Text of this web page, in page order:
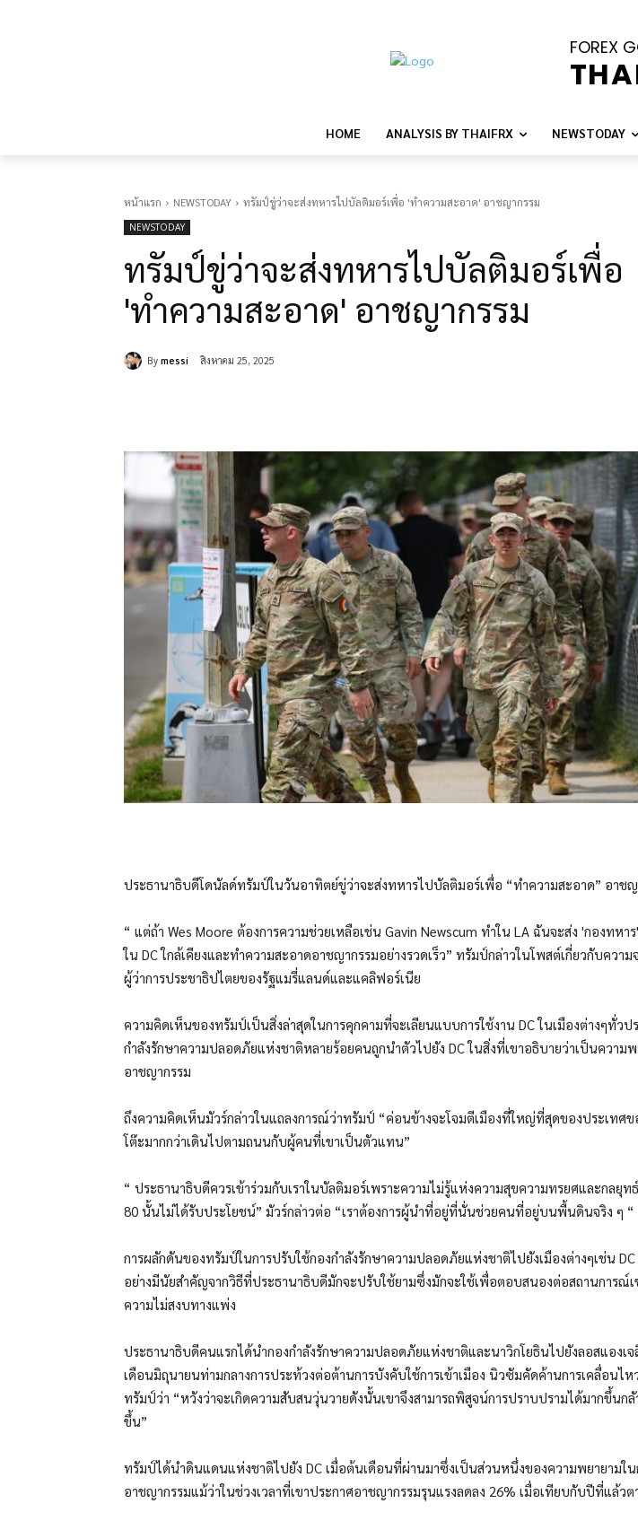
FOREX
HOME ANALYSIS BY THAIFRX NEWSTODAY
หน้าแรก NEWSTODAY ทรัมป์ขู่ว่าจะส่งทหารไปบัลติมอร์เพื่อ 'ทำความสะอาด' อาชญากรรม
NEWSTODAY
ทรัมป์ขู่ว่าจะส่งทหารไปบัลติมอร์เพื่อ
'ทำความสะอาด' อาชญากรรม
By messi สิงหาคม 25, 2025
ประธานาธิบดีโดนัลด์ทรัมป์ในวันอาทิตย์ขู่ว่าจะส่งทหารไปบัลติมอร์เพื่อ “ทำความสะอาด” อาชญ
“ แต่ถ้า Wes Moore ต้องการความช่วยเหลือเช่น Gavin Newscum ทำใน LA ฉันจะส่ง 'กองทหา
ใน DC ใกล้เคียงและทำความสะอาดอาชญากรรมอย่างรวดเร็ว” ทรัมป์กล่าวในโพสต์เกี่ยวกับความ
ผู้ว่าการประชาธิปไตยของรัฐแมรี่แลนด์และแคลิฟอร์เนีย
ความคิดเห็นของทรัมป์เป็นสิ่งล่าสุดในการคุกคามที่จะเลียนแบบการใช้งาน DC ในเมืองต่างๆทั่วป
กำลังรักษาความปลอดภัยแห่งชาติหลายร้อยคนถูกนำตัวไปยัง DC ในสิ่งที่เขาอธิบายว่าเป็นความ
อาชญากรรม
ถึงความคิดเห็นมัวร์กล่าวในแถลงการณ์ว่าทรัมป์ “ค่อนข้างจะโจมตีเมืองที่ใหญ่ที่สุดของประเทศข
โต๊ะมากกว่าเดินไปตามถนนกับผู้คนที่เขาเป็นตัวแทน”
“ ประธานาธิบดีควรเข้าร่วมกับเราในบัลติมอร์เพราะความไม่รู้แห่งความสุขความทรยศและกลยุท
80 นั้นไม่ได้รับประโยชน์” มัวร์กล่าวต่อ “เราต้องการผู้นำที่อยู่ที่นั่นช่วยคนที่อยู่บนพื้นดินจริง ๆ “
การผลักดันของทรัมป์ในการปรับใช้กองกำลังรักษาความปลอดภัยแห่งชาติไปยังเมืองต่างๆเช่น
อย่างมีนัยสำคัญจากวิธีที่ประธานาธิบดีมักจะปรับใช้ยามซึ่งมักจะใช้เพื่อตอบสนองต่อสถานการณ์
ความไม่สงบทางแพ่ง
ประธานาธิบดีคนแรกได้นำกองกำลังรักษาความปลอดภัยแห่งชาติและนาวิกโยธินไปยังลอสแองเจ
เดือนมิถุนายนท่ามกลางการประท้วงต่อต้านการบังคับใช้การเข้าเมือง นิวซัมคัดค้านการเคลื่อนไห
ทรัมป์ว่า “หวังว่าจะเกิดความสับสนวุ่นวายดังนั้นเขาจึงสามารถพิสูจน์การปราบปรามได้มากขึ้นก
ขึ้น”
ทรัมป์ได้นำดินแดนแห่งชาติไปยัง DC เมื่อต้นเดือนที่ผ่านมาซึ่งเป็นส่วนหนึ่งของความพยายามใ
อาชญากรรมแม้ว่าในช่วงเวลาที่เขาประกาศอาชญากรรมรุนแรงลดลง 26% เมื่อเทียบกับปีที่แล้วต